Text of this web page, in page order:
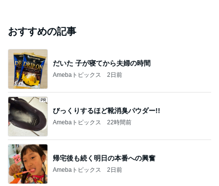
おすすめの記事
だいた 子が寝てから夫婦の時間
Amebaトピックス 2日前
びっくりするほど靴消臭パウダー!!
Amebaトピックス 22時間前
帰宅後も続く明日の本番への興奮
Amebaトピックス 2日前